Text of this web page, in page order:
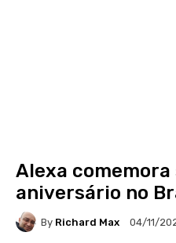
Alexa comemora
aniversário no
By Richard Max 04/11/